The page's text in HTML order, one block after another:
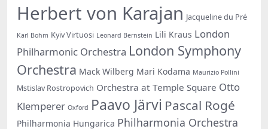
Herbert von Karajan Jacqueline du Pré
Karl Bohm Kyiv Virtuosi Leonard Bernstein Lili Kraus London
Philharmonic Orchestra London Symphony
Orchestra Mack Wilberg Mari Kodama Maurizio Pollini
Mstislav Rostropovich Orchestra at Temple Square Otto
Klemperer Oxford Paavo Järvi Pascal Rogé
Philharmonia Hungarica Philharmonia Orchestra